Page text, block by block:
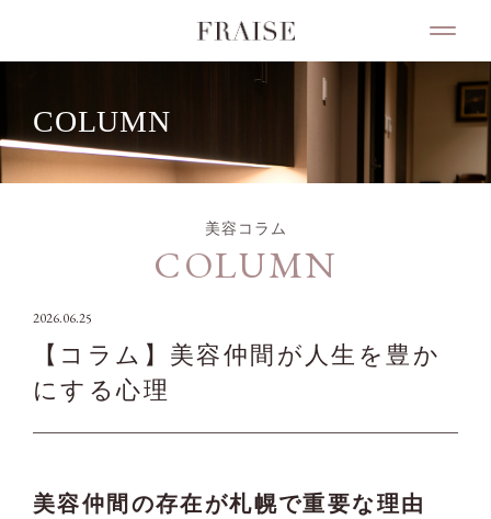
COLUMN
美容コラム
COLUMN
2026.06.25
【コラム】美容仲間が人生を豊か
にする心理
美容仲間の存在が札幌で重要な理由